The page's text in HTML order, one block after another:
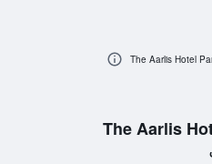
The Aarlis